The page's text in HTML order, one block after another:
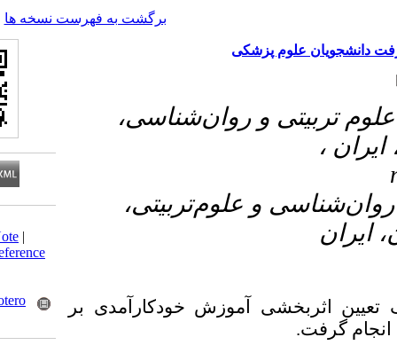
برگشت به فهرست نسخه ها
پزشکی
و روان‌شناسی،
علوم‌تربیتی،
آموزش خودکارآمدی بر
BibTeX
Medlars
Mendeley
Zotero